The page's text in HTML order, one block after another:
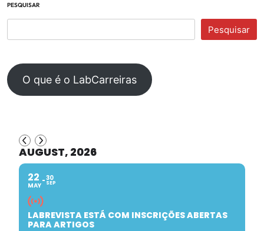
PESQUISAR
Pesquisar
O que é o LabCarreiras
AUGUST, 2026
22
MAY
30
SEP
LABREVISTA ESTÁ COM INSCRIÇÕES ABERTAS
PARA ARTIGOS